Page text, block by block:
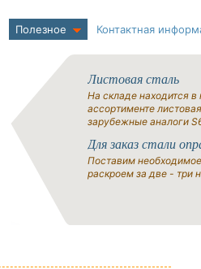
Полезное Контактная
Листовая сталь
На складе находится
ассортименте
зарубежные аналоги
Для заказ стали
Поставим
раскроем за две - три